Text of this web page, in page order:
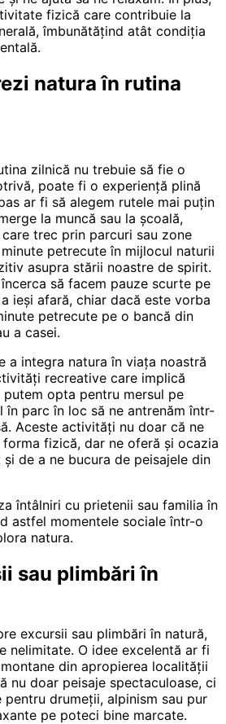
fizică care contribuie la
îmbunătățind atât condiția
natura în rutina
zilnică nu trebuie să fie o
poate fi o experiență plină
ar fi să alegem rutele mai puțin
la muncă sau la școală,
trec prin parcuri sau zone
petrecute în mijlocul naturii
asupra stării noastre de spirit.
să facem pauze scurte pe
ieși afară, chiar dacă este vorba
petrecute pe o bancă din
a casei.
a integra natura în viața noastră
recreative care implică
putem opta pentru mersul pe
în parc în loc să ne antrenăm într-
Aceste activități nu doar că ne
fizică, dar ne oferă și ocazia
de a ne bucura de peisajele din
întâlniri cu prietenii sau familia în
astfel momentele sociale într-o
natura.
sau plimbări în
excursii sau plimbări în natură,
nelimitate. O idee excelentă ar fi
din apropierea localității
nu doar peisaje spectaculoase, ci
drumeții, alpinism sau pur
pe poteci bine marcate.